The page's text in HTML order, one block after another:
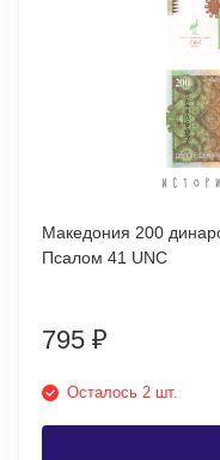
Македония 200
Псалом 41 UNC
795 ₽
Осталось 2 шт.